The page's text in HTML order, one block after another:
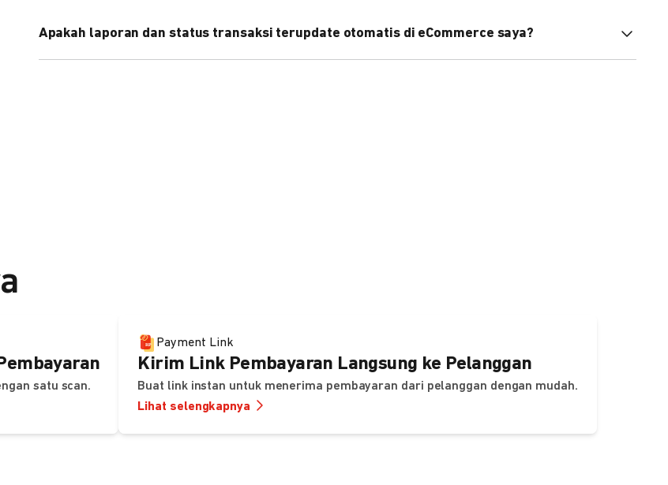
Apakah laporan dan status transaksi terupdate otomatis di eCommerce saya?
satu scan.
Payment Link
Kirim Link Pembayaran Langsung ke Pelanggan
Buat link instan untuk menerima pembayaran dari pelanggan dengan mudah.
Lihat selengkapnya